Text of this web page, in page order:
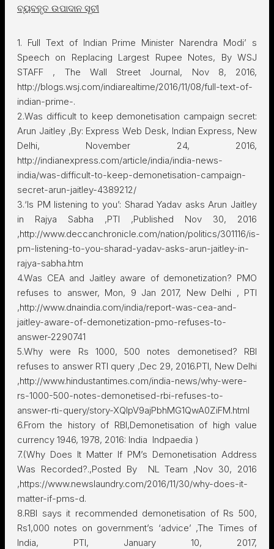
ବ୍ୟବହୃତ ଉପାଦାନ ସୂଚୀ
1. Full Text of Indian Prime Minister Narendra Modi’ s
Speech on Replacing Largest Rupee Notes, By WSJ
STAFF , The Wall Street Journal, Nov 8, 2016,
http://blogs.wsj.com/indiarealtime/2016/11/08/full-text-of-
indian-prime-.
2.Was difficult to keep demonetisation campaign secret:
Arun Jaitley ,By: Express Web Desk, Indian Express, New
Delhi, November 24, 2016,
http://indianexpress.com/article/india/india-news-
india/was-difficult-to-keep-demonetisation-campaign-
secret-arun-jaitley-4389212/
3.‘Is PM listening to you’: Sharad Yadav asks Arun Jaitley
in Rajya Sabha ,PTI ,Published Nov 30, 2016
,http://www.deccanchronicle.com/nation/politics/301116/is-
pm-listening-to-you-sharad-yadav-asks-arun-jaitley-in-
rajya-sabha.htm
4.Was CEA and Jaitley aware of demonetization? PMO
refuses to answer, Mon, 9 Jan 2017, New Delhi , PTI
,http://www.dnaindia.com/india/report-was-cea-and-
jaitley-aware-of-demonetization-pmo-refuses-to-
answer-2290741
5.Why were Rs 1000, 500 notes demonetised? RBI
refuses to answer RTI query ,Dec 29, 2016.PTI, New Delhi
,http://www.hindustantimes.com/india-news/why-were-
rs-1000-500-notes-demonetised-rbi-refuses-to-
answer-rti-query/story-XQIpV9ajPbhMG1QwA0ZiFM.html
6.From the history of RBI,Demonetisation of high value
currency­ 1946, 1978, 2016: India ­ Indpaedia )
7.(Why Does It Matter If PM’s Demonetisation Address
Was Recorded?.,Posted By NL Team ,Nov 30, 2016
,https://www.newslaundry.com/2016/11/30/why-does-it-
matter-if-pms-d.
8.RBI says it recommended demonetisation of Rs 500,
Rs1,000 notes on government’s ‘advice’ ,The Times of
India, PTI, January 10, 2017,